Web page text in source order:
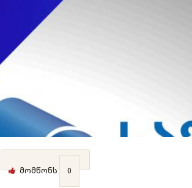
მომწონს 0